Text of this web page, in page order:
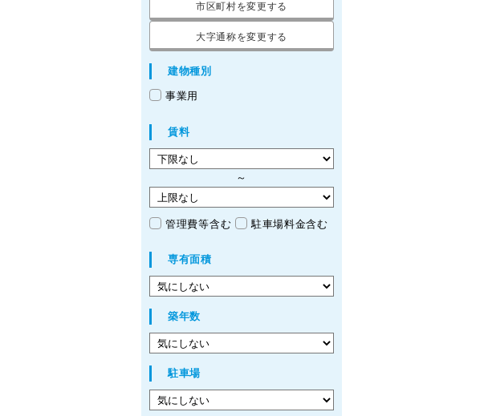
市区町村を変更する
大字通称を変更する
建物種別
事業用
賃料
～
管理費等含む 駐車場料金含む
専有面積
築年数
駐車場